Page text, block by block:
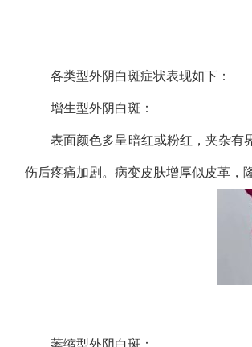
各类型外阴白斑症状表现如下：
增生型外阴白斑：
表面颜色多呈暗红或粉红，夹杂有
伤后疼痛加剧。病变皮肤增厚似皮革，
萎缩型外阴白斑：